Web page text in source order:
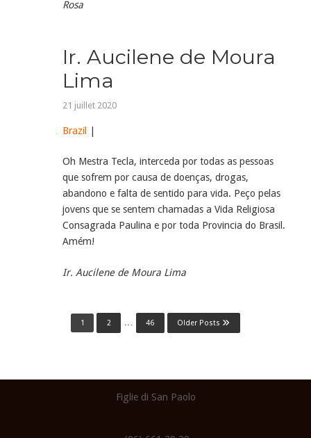
Rosa
Ir. Aucilene de Moura
Lima
21 juillet 2020
Brazil
Oh Mestra Tecla, interceda por todas as pessoas
que sofrem por causa de doenças, drogas,
abandono e falta de sentido para vida. Peço pelas
jovens que se sentem chamadas a Vida Religiosa
Consagrada Paulina e por toda Provincia do Brasil.
Amém!
Ir. Aucilene de Moura Lima
1 2 46 Older Posts
Figlie di San Paolo